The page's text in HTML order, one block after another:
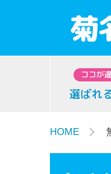
ココが
選ばれ
HOME